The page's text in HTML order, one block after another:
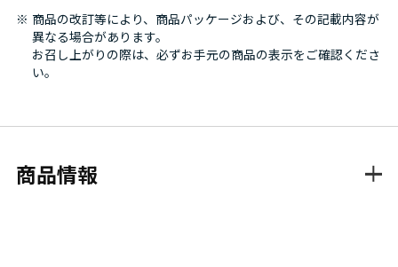
商品の改訂等により、商品パッケージおよび、その記載内容が
異なる場合があります。
お召し上がりの際は、必ずお手元の商品の表示をご確認くださ
い。
商品情報